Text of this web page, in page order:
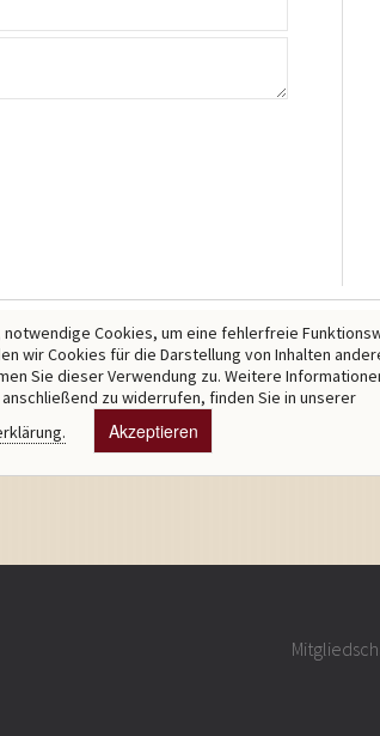
Cookies, um eine fehlerfreie
wir Cookies für die Darstellung von Inhalten
Sie dieser Verwendung zu. Weitere
zu widerrufen, finden Sie in unserer
Akzeptieren